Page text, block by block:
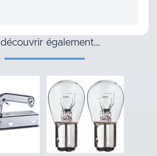
a découvrir également…